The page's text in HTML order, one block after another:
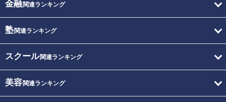
金融関連ランキング
塾関連ランキング
スクール関連ランキング
美容関連ランキング